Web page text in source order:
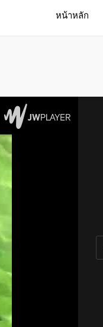
หน้าหลัก